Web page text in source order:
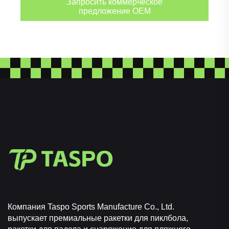
движений, и повязки на руку для легкой
идентификации. Для занятий на открытом воздухе,
в утренние или вечерние часы. Даже для узких
Прочный материал для длительного
использования: Мы знаем, что аксессуары часто
изделия. Возьмите, к примеру, наши накладки для
захвата — они изготовлены из
предложение OEM
Компания Taspo Sports Manufacture Co., Ltd.
выпускает премиальные ракетки для пиклбола,